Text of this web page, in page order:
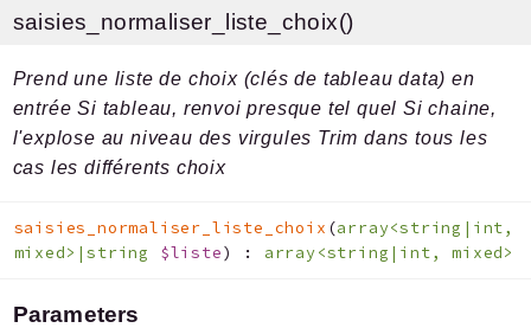
saisies_normaliser_liste_choix()
Prend une liste de choix (clés de tableau data) en
entrée Si tableau, renvoi presque tel quel Si chaine,
l'explose au niveau des virgules Trim dans tous les
cas les différents choix
saisies_normaliser_liste_choix (array<string|int,
mixed>|string $liste) : array<string|int, mixed>
Parameters